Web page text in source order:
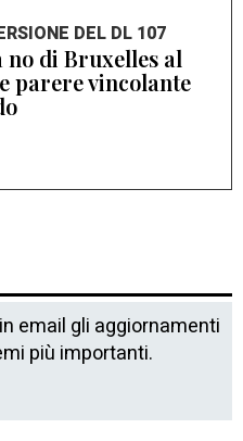
DEL DL 107
di Bruxelles al
parere vincolante
email gli aggiornamenti
più importanti.